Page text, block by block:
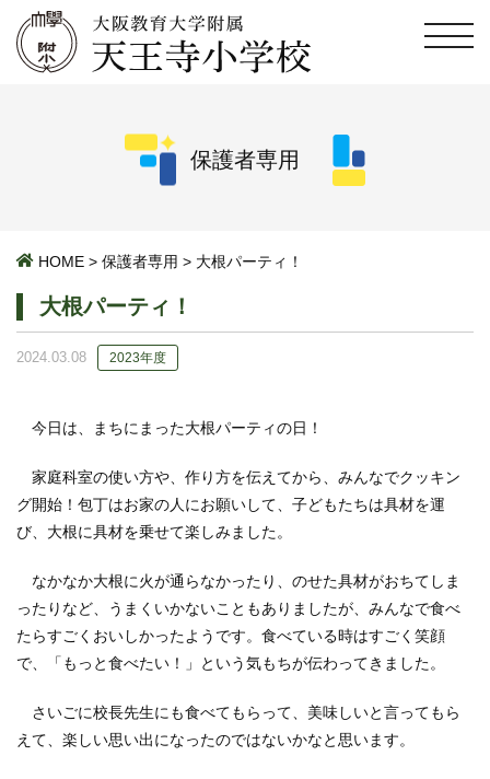
保護者専用
HOME > 保護者専用 > 大根パーティ！
大根パーティ！
2024.03.08 2023年度
今日は、まちにまった大根パーティの日！
家庭科室の使い方や、作り方を伝えてから、みんなでクッキン
グ開始！包丁はお家の人にお願いして、子どもたちは具材を運
び、大根に具材を乗せて楽しみました。
なかなか大根に火が通らなかったり、のせた具材がおちてしま
ったりなど、うまくいかないこともありましたが、みんなで食べ
たらすごくおいしかったようです。食べている時はすごく笑顔
で、「もっと食べたい！」という気もちが伝わってきました。
さいごに校長先生にも食べてもらって、美味しいと言ってもら
えて、楽しい思い出になったのではないかなと思います。